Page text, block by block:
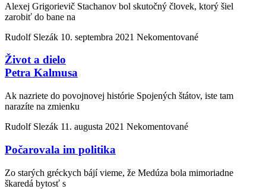
Alexej Grigorievič Stachanov bol skutočný človek, ktorý šiel
zarobiť do bane na
Rudolf Slezák 10. septembra 2021 Nekomentované
Život a dielo
Petra Kalmusa
Ak nazriete do povojnovej histórie Spojených štátov, iste tam
narazíte na zmienku
Rudolf Slezák 11. augusta 2021 Nekomentované
Počarovala im politika
Zo starých gréckych bájí vieme, že Medúza bola mimoriadne
škaredá bytosť s